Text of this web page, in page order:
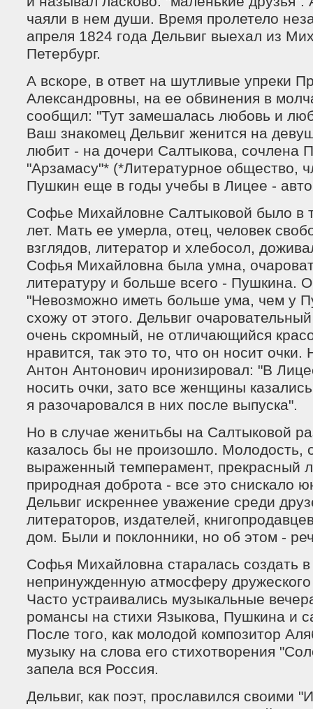
чаяли в нем души. Время пролетело
апреля 1824 года Дельвиг выехал из
Петербург.
А вскоре, в ответ на шутливые упреки
Александровны, на ее обвинения в
сообщил: "Тут замешалась любовь и
Ваш знакомец Дельвиг женится на
любит - на дочери Салтыкова, сочлена
"Арзамасу"* (*Литературное общество,
Пушкин еще в годы учебы в Лицее -
Софье Михайловне Салтыковой было в
лет. Мать ее умерла, отец, человек
взглядов, литератор и хлебосол,
Софья Михайловна была умна,
литературу и больше всего - Пушкина.
"Невозможно иметь больше ума, чем у
схожу от этого. Дельвиг
очень скромный, не отличающийся
нравится, так это то, что он носит очки.
Антон Антонович иронизировал: "В
носить очки, зато все женщины
я разочаровался в них после выпуска".
Но в случае женитьбы на Салтыковой
казалось бы не произошло. Молодость,
выраженный темперамент, прекрасный
природная доброта - все это снискало
Дельвиг искреннее уважение среди
литераторов, издателей,
дом. Были и поклонники, но об этом -
Софья Михайловна старалась создать
непринужденную атмосферу
Часто устраивались музыкальные
романсы на стихи Языкова, Пушкина и
После того, как молодой композитор
музыку на слова его стихотворения
запела вся Россия.
Дельвиг, как поэт, прославился своими